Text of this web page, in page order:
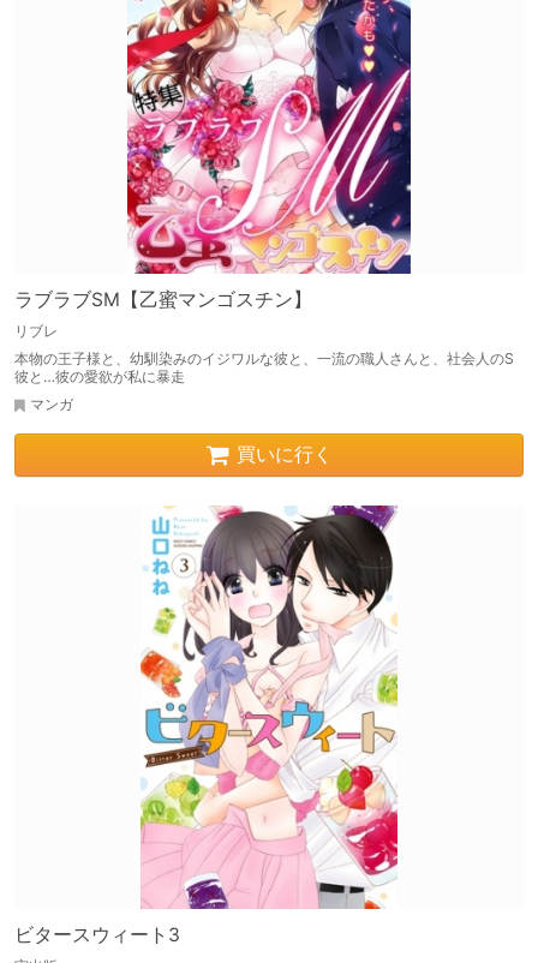
ラブラブSM【乙蜜マンゴスチン】
リブレ
本物の王子様と、幼馴染みのイジワルな彼と、一流の職人さんと、社会人のS
彼と…彼の愛欲が私に暴走
マンガ
買いに行く
ビタースウィート3